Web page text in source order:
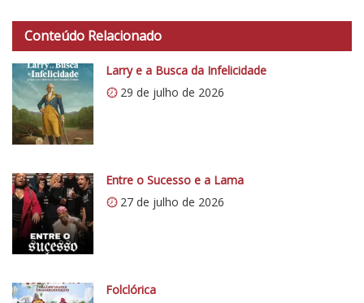
Conteúdo Relacionado
Larry e a Busca da Infelicidade
29 de julho de 2026
Entre o Sucesso e a Lama
27 de julho de 2026
Folclórica